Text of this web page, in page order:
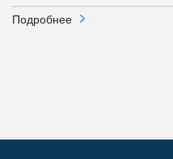
Подробнее